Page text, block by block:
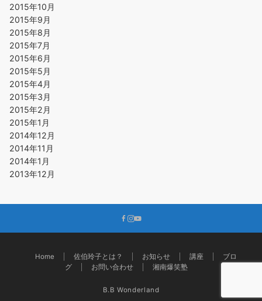
2015年10月
2015年9月
2015年8月
2015年7月
2015年6月
2015年5月
2015年4月
2015年3月
2015年2月
2015年1月
2014年12月
2014年11月
2014年1月
2013年12月
Home 佐伯玲子とは？ お知らせ 講座
ブロ
グ
お問い合わせ 湘南爆笑塾
B.B Wonderland